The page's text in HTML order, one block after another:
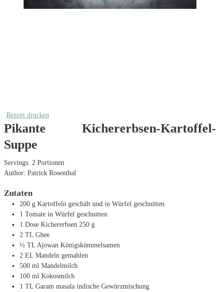
Rezept drucken
Pikante Kichererbsen-Kartoffel-
Suppe
Servings: 2 Portionen
Author: Patrick Rosenthal
Zutaten
200 g Kartoffeln geschält und in Würfel geschnitten
1 Tomate in Würfel geschnitten
1 Dose Kichererbsen 250 g
2 TL Ghee
½ TLAjowan Königskümmelsamen
2 EL Mandeln gemahlen
500 ml Mandelmilch
100 ml Kokosmilch
1 TL Garam masala indische Gewürzmischung